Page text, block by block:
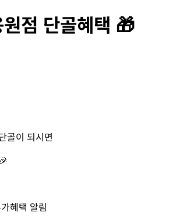
점 단골혜택 🎁
골이 되시면
혜택 알림